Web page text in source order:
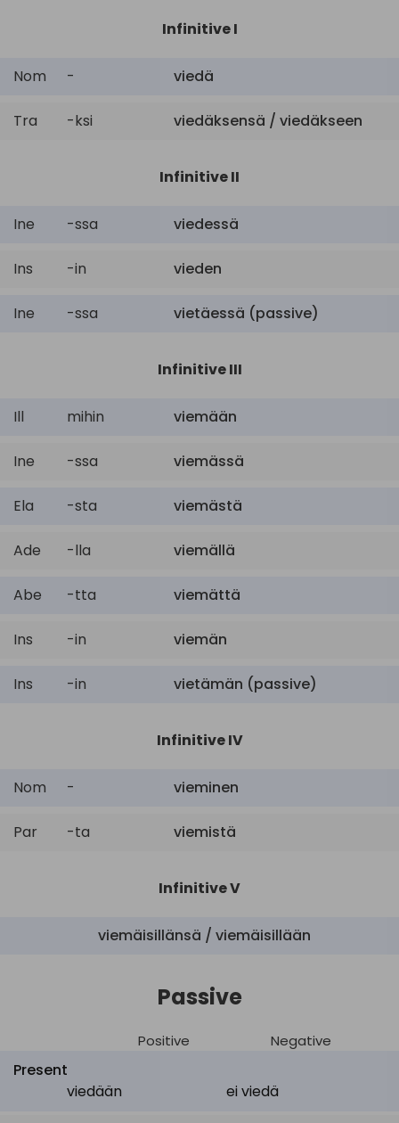
Infinitive I
Nom - viedä
Tra -ksi viedäksensä / viedäkseen
Infinitive II
Ine -ssa viedessä
Ins -in vieden
Ine -ssa vietäessä (passive)
Infinitive III
Ill mihin viemään
Ine -ssa viemässä
Ela -sta viemästä
Ade -lla viemällä
Abe -tta viemättä
Ins -in viemän
Ins -in vietämän (passive)
Infinitive IV
Nom - vieminen
Par -ta viemistä
Infinitive V
viemäisillänsä / viemäisillään
Passive
Positive Negative
Present
viedään
ei viedä